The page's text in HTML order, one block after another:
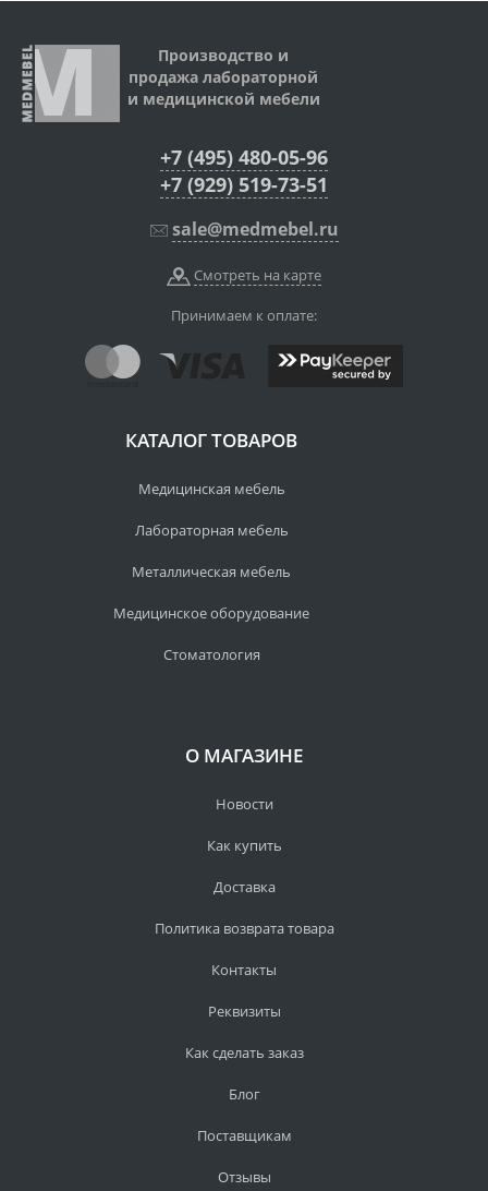
Производство и
продажа лабораторной
и медицинской мебели
+7 (495) 480-05-96
+7 (929) 519-73-51
sale@medmebel.ru
Смотреть на карте
Принимаем к оплате:
КАТАЛОГ ТОВАРОВ
Медицинская мебель
Лабораторная мебель
Металлическая мебель
Медицинское оборудование
Стоматология
О МАГАЗИНЕ
Новости
Как купить
Доставка
Политика возврата товара
Контакты
Реквизиты
Как сделать заказ
Блог
Поставщикам
Отзывы